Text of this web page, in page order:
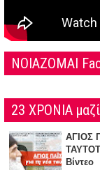
NOIAZOMAI
23 ΧΡΟΝΙΑ
ΑΓΙΟΣ
Βίντεο